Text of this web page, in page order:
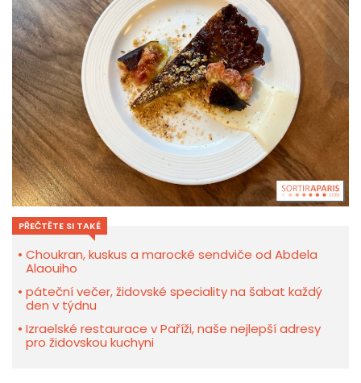
PŘEČTĚTE SI TAKÉ
Choukran, kuskus a marocké sendviče od Abdela
Alaouiho
páteční večer, židovské speciality na šabat každý
den v týdnu
Izraelské restaurace v Paříži, naše nejlepší adresy
pro židovskou kuchyni